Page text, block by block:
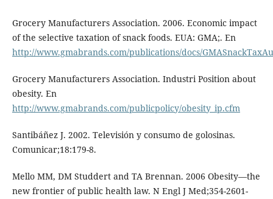
Grocery Manufacturers Association. 2006. Economic impact
of the selective taxation of snack foods. EUA: GMA;. En
http://www.gmabrands.com/publications/docs/
Grocery Manufacturers Association. Industri Position about
obesity. En
http://www.gmabrands.com/publicpolicy/obesity_ip.cfm
Santibáñez J. 2002. Televisión y consumo de golosinas.
Comunicar;18:179-8.
Mello MM, DM Studdert and TA Brennan. 2006 Obesity—the
new frontier of public health law. N Engl J Med;354-2601-